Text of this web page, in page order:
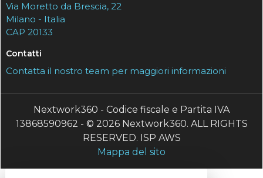
Via Moretto da Brescia, 22
Milano - Italia
CAP 20133
Contatti
Contatta il nostro team per maggiori informazioni
Nextwork360 - Codice fiscale e Partita IVA
13868590962 - © 2026 Nextwork360. ALL RIGHTS
RESERVED. ISP AWS
Mappa del sito